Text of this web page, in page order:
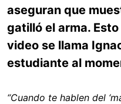
aseguran que
gatilló el arma.
video se llama
estudiante al
“Cuando te hablen del